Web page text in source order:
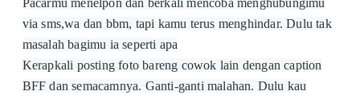
Pacarmu menelpon dan berkali mencoba menghubungimu
via sms,wa dan bbm, tapi kamu terus menghindar. Dulu tak
masalah bagimu ia seperti apa
Kerapkali posting foto bareng cowok lain dengan caption
BFF dan semacamnya. Ganti-ganti malahan. Dulu kau